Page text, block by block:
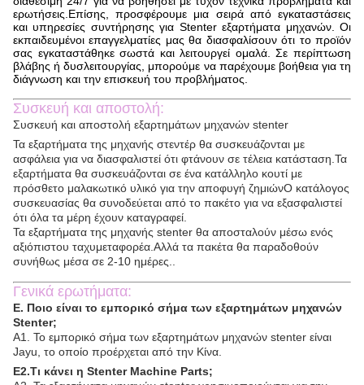
Υποστήριξη και υπηρεσίες:
Παρέχουμε τεχνική υποστήριξη και εξυπηρέτηση για τα
εξαρτήματα μηχανών Stenter. Η ομάδα εξυπηρέτησης μας είναι
διαθέσιμη 24/7 για να βοηθήσει με τυχόν τεχνικά προβλήματα και
ερωτήσεις.Επίσης, προσφέρουμε μια σειρά από εγκαταστάσεις
και υπηρεσίες συντήρησης για Stenter εξαρτήματα μηχανών. Οι
εκπαιδευμένοι επαγγελματίες μας θα διασφαλίσουν ότι το προϊόν
σας εγκαταστάθηκε σωστά και λειτουργεί ομαλά. Σε περίπτωση
βλάβης ή δυσλειτουργίας, μπορούμε να παρέχουμε βοήθεια για τη
διάγνωση και την επισκευή του προβλήματος.
Συσκευή και αποστολή:
Συσκευή και αποστολή εξαρτημάτων μηχανών stenter
Τα εξαρτήματα της μηχανής στεντέρ θα συσκευάζονται με
ασφάλεια για να διασφαλιστεί ότι φτάνουν σε τέλεια κατάσταση.Τα
4:06 PM
Good day, what product are you looking for?